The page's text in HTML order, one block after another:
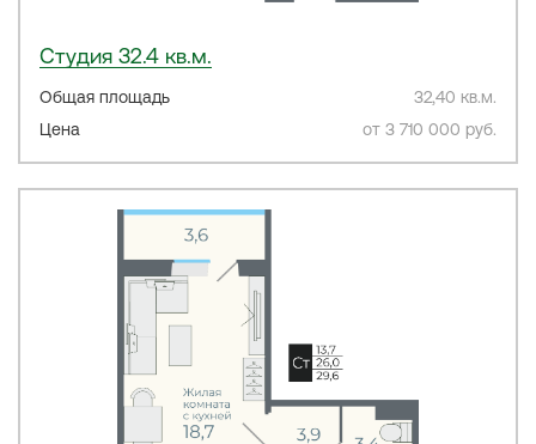
Студия 32.4 кв.м.
Общая площадь
32,40 кв.м.
Цена
от 3 710 000 руб.